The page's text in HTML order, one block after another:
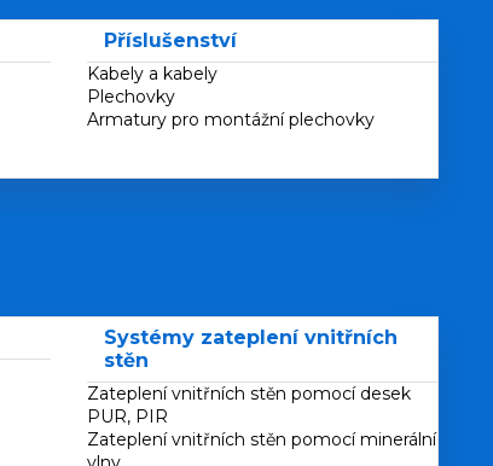
Příslušenství
Kabely a kabely
Plechovky
Armatury pro montážní plechovky
Systémy zateplení vnitřních
stěn
Zateplení vnitřních stěn pomocí desek
PUR, PIR
Zateplení vnitřních stěn pomocí minerální